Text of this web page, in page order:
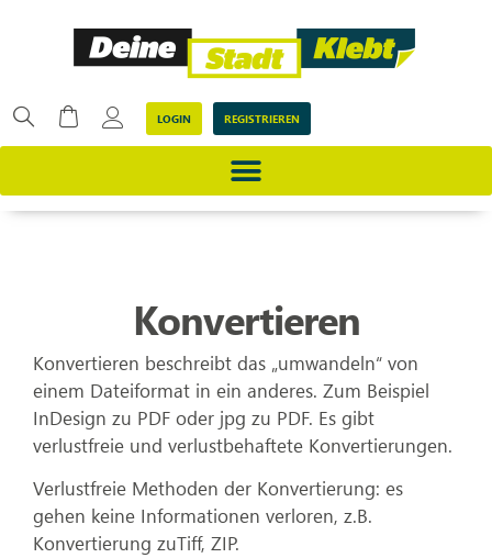
LOGIN REGISTRIEREN
Konvertieren
Konvertieren beschreibt das „umwandeln“ von
einem Dateiformat in ein anderes. Zum Beispiel
InDesign zu PDF oder jpg zu PDF. Es gibt
verlustfreie und verlustbehaftete Konvertierungen.
Verlustfreie Methoden der Konvertierung: es
gehen keine Informationen verloren, z.B.
Konvertierung zuTiff, ZIP.